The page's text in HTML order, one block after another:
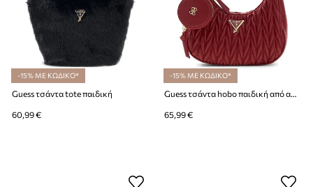
-15% ΜΕ ΚΩΔΙΚΟ*
Guess τσάντα tote παιδική
60,99 €
-15% ΜΕ ΚΩΔΙΚΟ*
Guess τσάντα hobo παιδική από απομίμηση δέρματος
65,99 €